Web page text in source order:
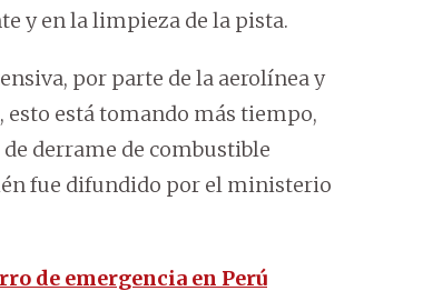
y en la limpieza de la pista.
por parte de la aerolínea y
esto está tomando más tiempo,
derrame de combustible
fue difundido por el ministerio
de emergencia en Perú